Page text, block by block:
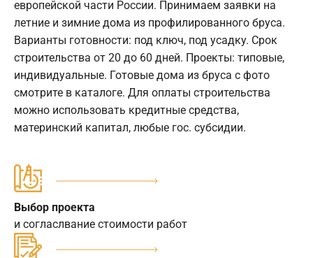
европейской части России. Принимаем заявки на
летние и зимние дома из профилированного бруса.
Варианты готовности: под ключ, под усадку. Срок
строительства от 20 до 60 дней. Проекты: типовые,
индивидуальные. Готовые дома из бруса с фото
смотрите в каталоге. Для оплаты строительства
можно использовать кредитные средства,
материнский капитал, любые гос. субсидии.
Выбор проекта
и согласлвание стоимости работ